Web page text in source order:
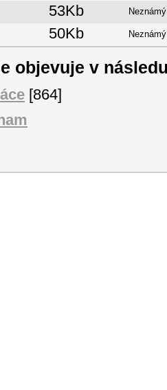
53Kb Neznámý
50Kb Neznámý
objevuje v
[864]